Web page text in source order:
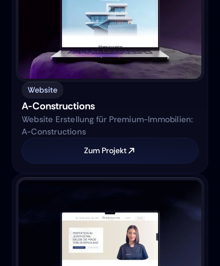
A-Constructions
Website
Website Erstellung für Premium-Immobilien:
A-Constructions
Zum Projekt